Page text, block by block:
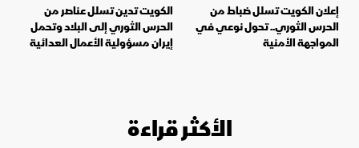
إعلان الكويت تسلل ضباط من
الحرس الثوري.. تحول نوعي في
المواجهة الأمنية
الكويت تدين تسلل عناصر من
الحرس الثوري إلى البلاد وتحمل
إيران مسؤولية الأعمال العدائية
الأكثر قراءة